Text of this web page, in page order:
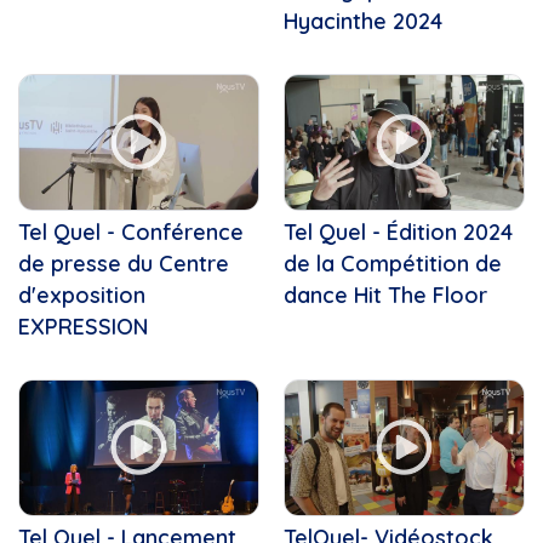
Armée
Ars richelieu-yamaska
Art
Art numérique
Artiste peintre
Arts
Arèna LP Gaucher
ASRY
Ateliers transition
Athlètes
Autobus
Automobile
Automobiles électriques
Avion
Défilé de Noël de...
Enfin Noël!
Ensemble vocal Les Voix Libres
Ensemble vocal Voix Libres
Entre Nous
Femmes de terre
Fun regarder films
Gants de Bronze 2023
Gaulois en rafale
Gaulois en route vers la...
Instinct canin
L' Ensemble Vocal Vox Mania
L'Agenda
L'Appel de la Terre
L'été dans ma cuisine
La boîte à chansons
Hyacinthe 2024
Tel Quel - Conférence
de presse du Centre
d'exposition
EXPRESSION
Tel Quel - Édition 2024
de la Compétition de
dance Hit The Floor
Tel Quel - Lancement
TelQuel- Vidéostock